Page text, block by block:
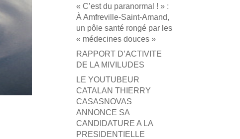
« C’est du paranormal ! » :
À Amfreville-Saint-Amand,
un pôle santé rongé par les
« médecines douces »
RAPPORT D’ACTIVITE
DE LA MIVILUDES
LE YOUTUBEUR
CATALAN THIERRY
CASASNOVAS
ANNONCE SA
CANDIDATURE A LA
PRESIDENTIELLE